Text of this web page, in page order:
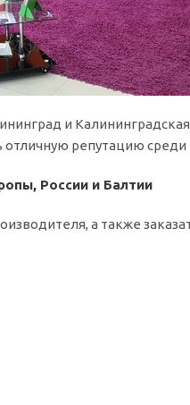
и
отличную репутацию среди
России и Балтии
а также